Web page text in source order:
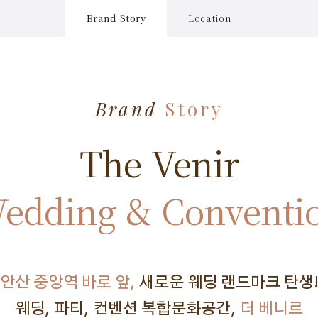
Brand Story Location
Brand Story
The Venir
&
안산 중앙역 바로 앞, 새로운 웨딩 랜드마크 탄생!
웨딩, 파티, 컨벤션 복합문화공간, 더 베니르